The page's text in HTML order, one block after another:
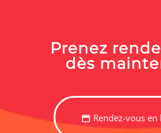
Prenez
dès
Rendez-vous en